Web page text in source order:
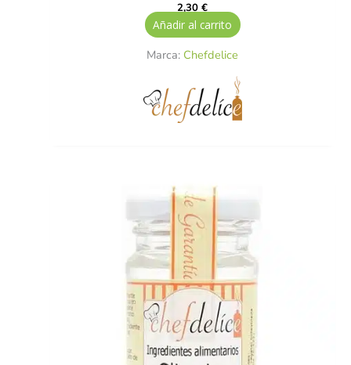
2,30€
Añadir al carrito
Marca: Chefdelice